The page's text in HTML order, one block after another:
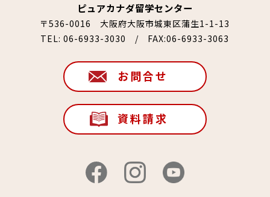
ピュアカナダ留学センター
〒536-0016 大阪府大阪市城東区蒲生1-1-13
TEL:06-6933-3030 / FAX:06-6933-3063
お問合せ
資料請求